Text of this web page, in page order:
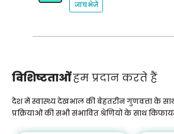
जांच भेजें
विशिष्टताओंहम प्रदान करते हैं
देश में स्वास्थ्य देखभाल की बेहतरीन गुणवत्ता के
प्रक्रियाओं की सभी संभावित श्रेणियों के साथ